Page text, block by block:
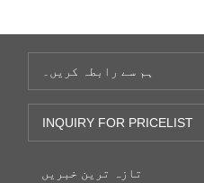
ہم سے رابطہ کریں۔
INQUIRY FOR PRICELIST
تازہ ترین خبریں